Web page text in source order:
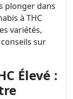
plonger dans
à THC
variétés,
sur
Élevé :